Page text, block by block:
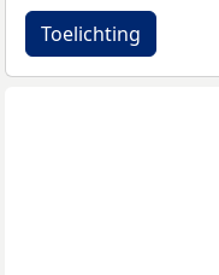
Toelichting